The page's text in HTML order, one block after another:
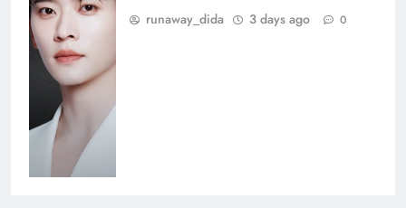
runaway_dida 3 days ago 0